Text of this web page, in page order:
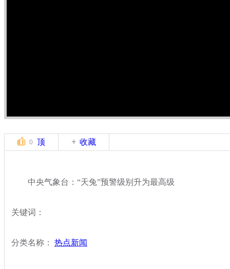
0 顶 收藏
中央气象台：“天兔”预警级别升为最高级
关键词：
分类名称： 热点新闻